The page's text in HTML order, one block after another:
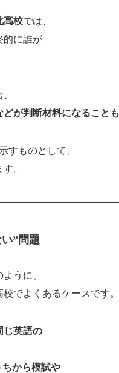
高校では、
的に誰が
が判断材料になることも
すものとして、
。
”問題
ように、
でよくあるケースです。
じ英語の
ちから模試や